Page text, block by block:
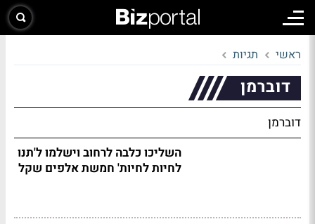
ראשי תגיות
דוברמן
דוברמן
השליכו כלבה לרחוב וישלמו ל'תנו
לחיות לחיות' חמשת אלפים שקל